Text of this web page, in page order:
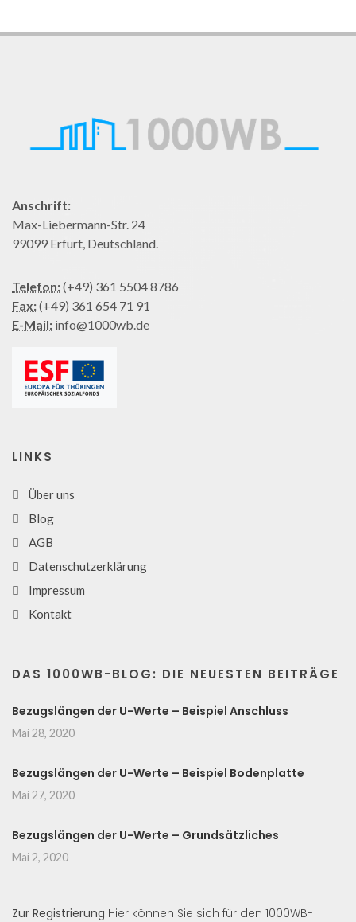
Anschrift:
Max-Liebermann-Str. 24
99099 Erfurt, Deutschland.
Telefon:(+49) 361 5504 8786
Fax:(+49) 361 654 71 91
E-Mail: info@1000wb.de
LINKS
Über uns
Blog
AGB
Datenschutzerklärung
Impressum
Kontakt
DAS 1000WB-BLOG: DIE NEUESTEN BEITRÄGE
Bezugslängen der U-Werte – Beispiel Anschluss
Mai 28, 2020
Bezugslängen der U-Werte – Beispiel Bodenplatte
Mai 27, 2020
Bezugslängen der U-Werte – Grundsätzliches
Mai 2, 2020
Zur Registrierung Hier können Sie sich für den 1000WB-